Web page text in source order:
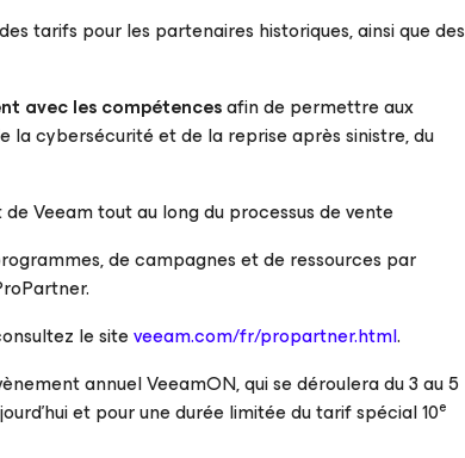
tarifs pour les partenaires historiques, ainsi que des
avec les compétencesafin de permettre aux
cybersécurité et de la reprise après sinistre, du
Veeam tout au long du processus de vente
de campagnes et de ressources par
le siteveeam.com/fr/propartner.html.
annuel VeeamON, qui se déroulera du 3 au 5
et pour une durée limitée du tarif spécial 10e